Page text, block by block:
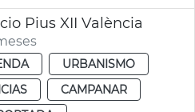
Pius XII València
URBANISMO
CAMPANAR